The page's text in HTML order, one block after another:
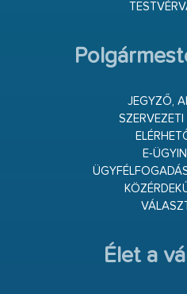
JEGYZŐ,
SZERVEZETI
E-
Élet a